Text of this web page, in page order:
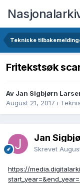
Tekniske
Fritekstsøk
Av Jan Sigbjørn
August 21, 2017 i
Jan
Skrevet
https://